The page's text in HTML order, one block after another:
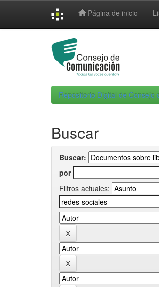
Página de inicio
Repositorio Digital de Consejo
Buscar
Buscar:
por
Filtros actuales: